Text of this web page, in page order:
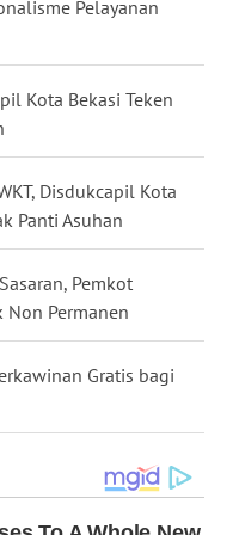
Pelayanan
Kota Bekasi Teken
Disdukcapil Kota
Panti Asuhan
Pemkot
Non Permanen
Gratis bagi